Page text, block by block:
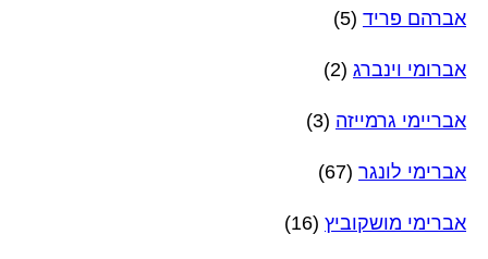
אברהם פריד (5)
אברומי וינברג (2)
אבריימי גרמייזה (3)
אברימי לונגר (67)
אברימי מושקוביץ (16)